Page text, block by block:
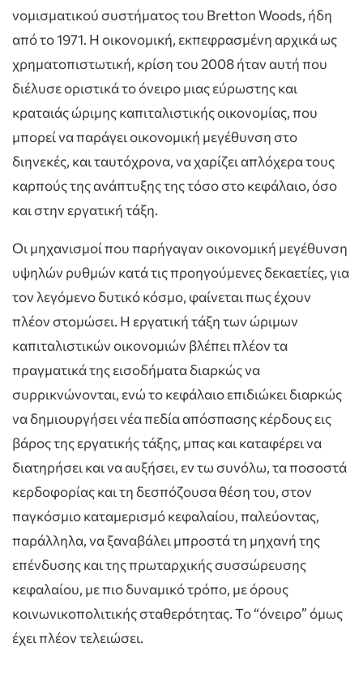
νομισματικού συστήματος του Bretton Woods, ήδη
από το 1971. Η οικονομική, εκπεφρασμένη αρχικά ως
χρηματοπιστωτική, κρίση του 2008 ήταν αυτή που
διέλυσε οριστικά το όνειρο μιας εύρωστης και
κραταιάς ώριμης καπιταλιστικής οικονομίας, που
μπορεί να παράγει οικονομική μεγέθυνση στο
διηνεκές, και ταυτόχρονα, να χαρίζει απλόχερα τους
καρπούς της ανάπτυξης της τόσο στο κεφάλαιο, όσο
και στην εργατική τάξη.
Οι μηχανισμοί που παρήγαγαν οικονομική μεγέθυνση
υψηλών ρυθμών κατά τις προηγούμενες δεκαετίες, για
τον λεγόμενο δυτικό κόσμο, φαίνεται πως έχουν
πλέον στομώσει. Η εργατική τάξη των ώριμων
καπιταλιστικών οικονομιών βλέπει πλέον τα
πραγματικά της εισοδήματα διαρκώς να
συρρικνώνονται, ενώ το κεφάλαιο επιδιώκει διαρκώς
να δημιουργήσει νέα πεδία απόσπασης κέρδους εις
βάρος της εργατικής τάξης, μπας και καταφέρει να
διατηρήσει και να αυξήσει, εν τω συνόλω, τα ποσοστά
κερδοφορίας και τη δεσπόζουσα θέση του, στον
παγκόσμιο καταμερισμό κεφαλαίου, παλεύοντας,
παράλληλα, να ξαναβάλει μπροστά τη μηχανή της
επένδυσης και της πρωταρχικής συσσώρευσης
κεφαλαίου, με πιο δυναμικό τρόπο, με όρους
κοινωνικοπολιτικής σταθερότητας. Το “όνειρο” όμως
έχει πλέον τελειώσει.